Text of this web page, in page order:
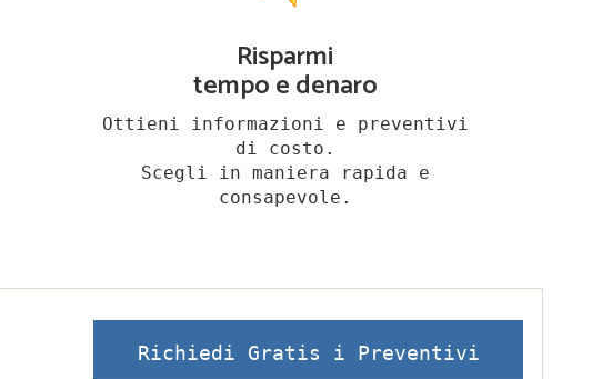
Risparmi
tempo e denaro
Ottieni informazioni e preventivi
di costo.
Scegli in maniera rapida e
consapevole.
Richiedi Gratis i Preventivi